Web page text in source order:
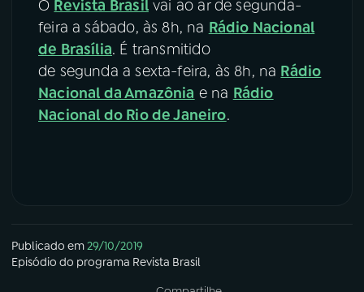
O Revista Brasilvai ao ar de segunda-
feira a sábado, às 8h, na Rádio Nacional
de Brasília. É transmitido
de segunda a sexta-feira, às 8h, na Rádio
Nacional da Amazônia e na Rádio
Nacional do Rio de Janeiro.
Publicado em29/10/2019
Episódio do programa Revista Brasil